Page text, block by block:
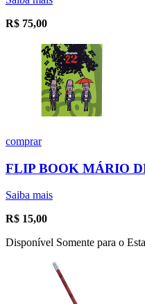
R$ 75,00
comprar
FLIP BOOK MÁRIO
Saiba mais
R$ 15,00
Disponível Somente para o